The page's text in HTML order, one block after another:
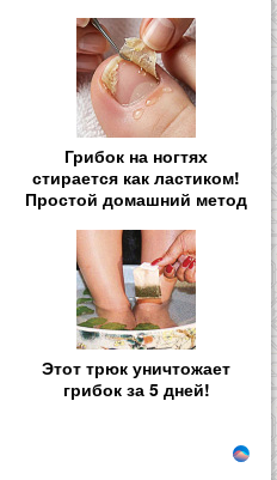
Грибок на ногтях
стирается как ластиком!
Простой домашний метод
Этот трюк уничтожает
грибок за 5 дней!